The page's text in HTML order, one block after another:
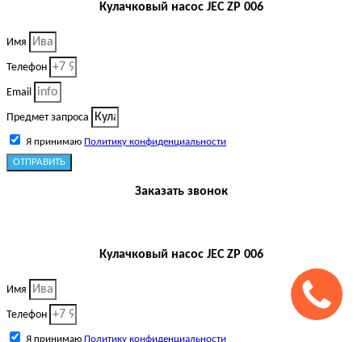
Кулачковый насос JEC ZP 006
Имя
Телефон
Email
Предмет запроса
Я принимаю Политику конфиденциальности
ОТПРАВИТЬ
Заказать звонок
Кулачковый насос JEC ZP 006
Имя
Телефон
Я принимаю Политику конфиденциальности